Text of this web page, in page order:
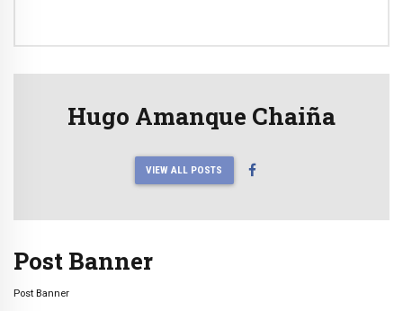
Hugo Amanque Chaiña
VIEW ALL POSTS
Post Banner
Post Banner